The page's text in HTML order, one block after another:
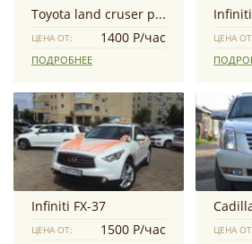
Toyota land cruser prado
ЦЕНА ОТ: 1400 Р/час
ПОДРОБНЕЕ
Infiniti
ЦЕНА
Infiniti FX-37
ЦЕНА ОТ: 1500 Р/час ЦЕНА